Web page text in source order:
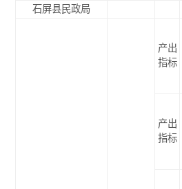
石屏县民政局
产出
指标
产出
指标